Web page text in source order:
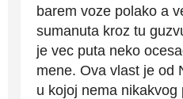
barem voze polako a
sumanuta kroz tu
je vec puta neko
mene. Ova vlast je od
u kojoj nema nikakvog